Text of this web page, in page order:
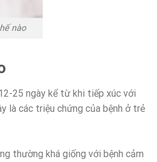
nào
25 ngày kể từ khi tiếp xúc với
là các triệu chứng của bệnh ở trẻ
thường khá giống với bệnh cảm